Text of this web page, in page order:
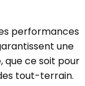
performances
une
que ce soit pour
tout-terrain.